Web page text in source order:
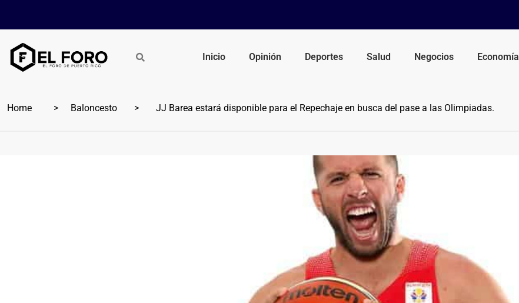
Inicio Opinión Deportes Salud Negocios Economía
Home Baloncesto JJ Barea estará disponible para el Repechaje en busca del pase a las Olimpiadas.